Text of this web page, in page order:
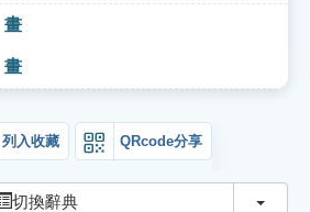
畫
畫
列入收藏 QRcode分享
切換辭典 切換